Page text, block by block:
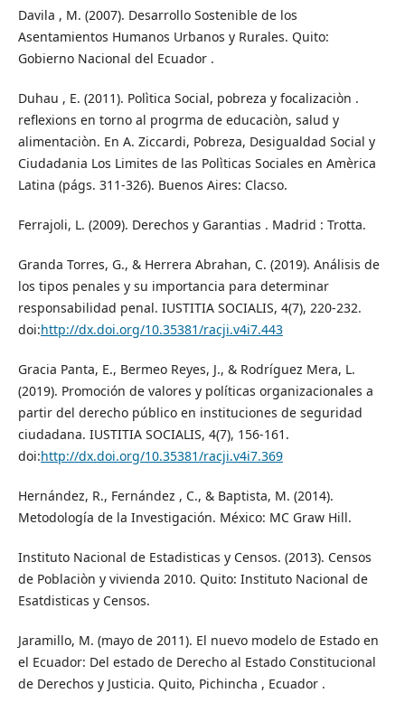
Davila , M. (2007). Desarrollo Sostenible de los
Asentamientos Humanos Urbanos y Rurales. Quito:
Gobierno Nacional del Ecuador .
Duhau , E. (2011). Polìtica Social, pobreza y focalizaciòn .
reflexions en torno al progrma de educaciòn, salud y
alimentaciòn. En A. Ziccardi, Pobreza, Desigualdad Social y
Ciudadania Los Limites de las Polìticas Sociales en Amèrica
Latina (págs. 311-326). Buenos Aires: Clacso.
Ferrajoli, L. (2009). Derechos y Garantias . Madrid : Trotta.
Granda Torres, G., & Herrera Abrahan, C. (2019). Análisis de
los tipos penales y su importancia para determinar
responsabilidad penal. IUSTITIA SOCIALIS, 4(7), 220-232.
doi:http://dx.doi.org/10.35381/racji.v4i7.443
Gracia Panta, E., Bermeo Reyes, J., & Rodríguez Mera, L.
(2019). Promoción de valores y políticas organizacionales a
partir del derecho público en instituciones de seguridad
ciudadana. IUSTITIA SOCIALIS, 4(7), 156-161.
doi:http://dx.doi.org/10.35381/racji.v4i7.369
Hernández, R., Fernández , C., & Baptista, M. (2014).
Metodología de la Investigación. México: MC Graw Hill.
Instituto Nacional de Estadisticas y Censos. (2013). Censos
de Poblaciòn y vivienda 2010. Quito: Instituto Nacional de
Esatdisticas y Censos.
Jaramillo, M. (mayo de 2011). El nuevo modelo de Estado en
el Ecuador: Del estado de Derecho al Estado Constitucional
de Derechos y Justicia. Quito, Pichincha , Ecuador .